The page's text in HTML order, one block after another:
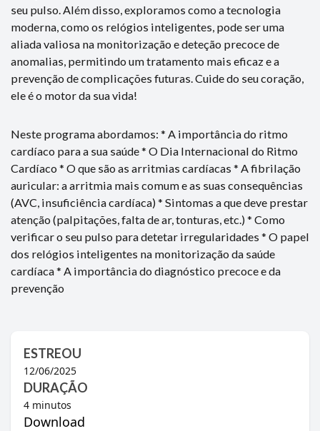
seu pulso. Além disso, exploramos como a tecnologia
moderna, como os relógios inteligentes, pode ser uma
aliada valiosa na monitorização e deteção precoce de
anomalias, permitindo um tratamento mais eficaz e a
prevenção de complicações futuras. Cuide do seu coração,
ele é o motor da sua vida!
Neste programa abordamos: * A importância do ritmo
cardíaco para a sua saúde * O Dia Internacional do Ritmo
Cardíaco * O que são as arritmias cardíacas * A fibrilação
auricular: a arritmia mais comum e as suas consequências
(AVC, insuficiência cardíaca) * Sintomas a que deve prestar
atenção (palpitações, falta de ar, tonturas, etc.) * Como
verificar o seu pulso para detetar irregularidades * O papel
dos relógios inteligentes na monitorização da saúde
cardíaca * A importância do diagnóstico precoce e da
prevenção
ESTREOU
12/06/2025
DURAÇÃO
4 minutos
Download